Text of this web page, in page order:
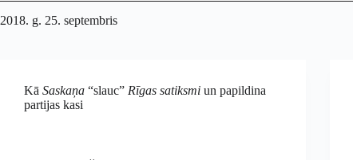
2018. g. 25. septembris
Kā Saskaņa “slauc” Rīgas satiksmi un papildina
partijas kasi